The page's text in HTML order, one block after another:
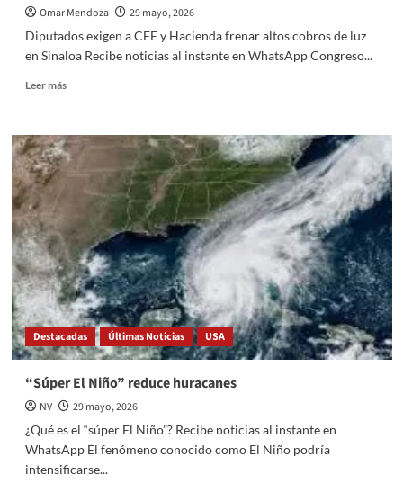
Omar Mendoza
29 mayo, 2026
Diputados exigen a CFE y Hacienda frenar altos cobros de luz
en Sinaloa Recibe noticias al instante en WhatsApp Congreso...
Leer másRead
Diputados
exigen
frenar
altos
cobros
de
luz
en
Sinaloa
Destacadas Últimas Noticias USA
“Súper El Niño” reduce huracanes
NV
29 mayo, 2026
¿Qué es el “súper El Niño”? Recibe noticias al instante en
WhatsApp El fenómeno conocido como El Niño podría
intensificarse...